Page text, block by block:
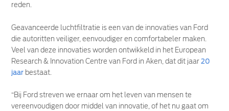
reden.
Geavanceerde luchtfiltratie is een van de innovaties van Ford
die autoritten veiliger, eenvoudiger en comfortabeler maken.
Veel van deze innovaties worden ontwikkeld in het European
Research & Innovation Centre van Ford in Aken, dat dit jaar20
jaar bestaat.
“Bij Ford streven we ernaar om het leven van mensen te
vereenvoudigen door middel van innovatie, of het nu gaat om